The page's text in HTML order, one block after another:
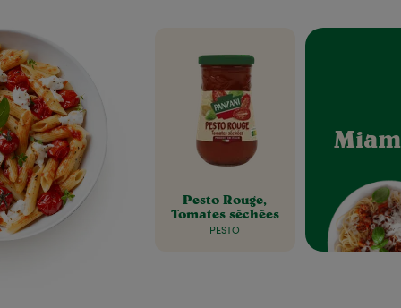
Pesto Rouge,
Tomates séchées
PESTO